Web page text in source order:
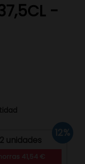
-
12 unidades
12%